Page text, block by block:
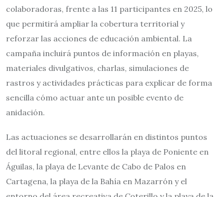
colaboradoras, frente a las 11 participantes en 2025, lo
que permitirá ampliar la cobertura territorial y
reforzar las acciones de educación ambiental. La
campaña incluirá puntos de información en playas,
materiales divulgativos, charlas, simulaciones de
rastros y actividades prácticas para explicar de forma
sencilla cómo actuar ante un posible evento de
anidación.
Las actuaciones se desarrollarán en distintos puntos
del litoral regional, entre ellos la playa de Poniente en
Águilas, la playa de Levante de Cabo de Palos en
Cartagena, la playa de la Bahía en Mazarrón y el